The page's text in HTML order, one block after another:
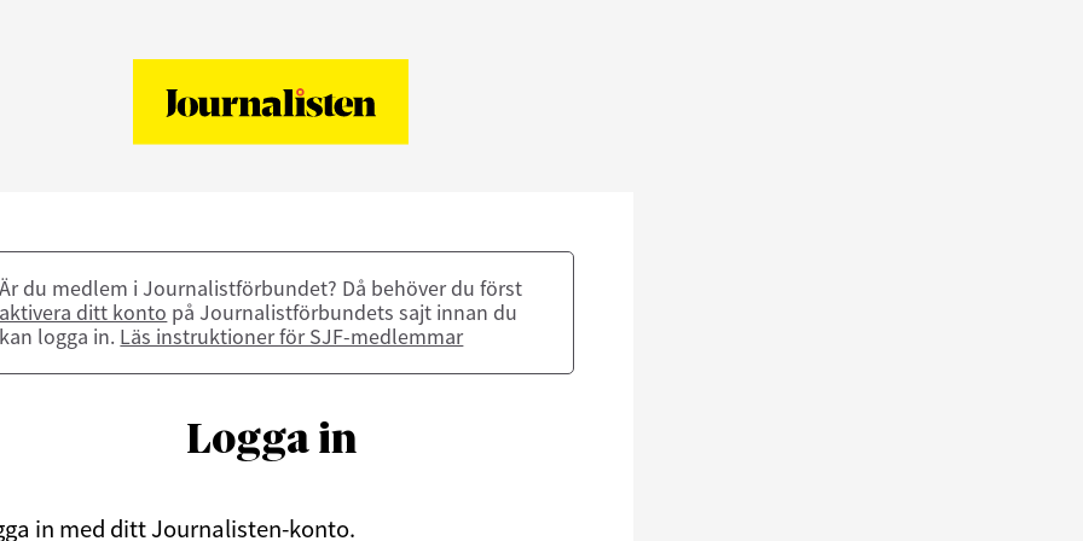
Är du medlem i Journalistförbundet? Då behöver du först
aktivera ditt konto på Journalistförbundets sajt innan du
kan logga in. Läs instruktioner för SJF-medlemmar
Logga in
in med ditt Journalisten-konto.